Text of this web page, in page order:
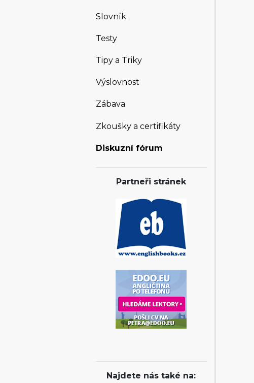
Slovník
Testy
Tipy a Triky
Výslovnost
Zábava
Zkoušky a certifikáty
Diskuzní fórum
Partneři stránek
Najdete nás také na: